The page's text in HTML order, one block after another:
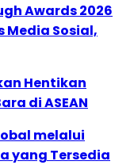
Awards 2026
Sosial,
Hentikan
di ASEAN
melalui
yang Tersedia